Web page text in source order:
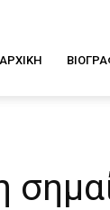
ΑΡΧΙΚΉ